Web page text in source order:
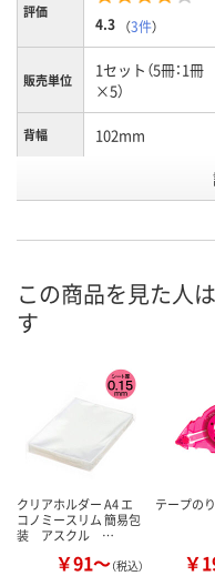
評価
4.3 （3件）
販売単位
1セット（5冊：1冊
×5）
背幅 102mm
号
お届け日
数量
カゴへ
この商品を見た人
す
クリアホルダー A4 エ
コノミースリム 簡易包
装 アスクル …
￥91～（税込）
テープの
￥